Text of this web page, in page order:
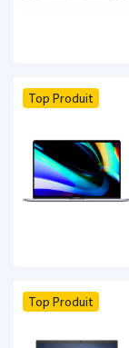
Top Produit
Top Produit